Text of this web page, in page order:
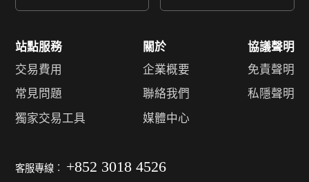
站點服務
交易費用
常見問題
獨家交易工具
關於
企業概要
聯絡我們
媒體中心
協議聲明
免責聲明
私隱聲明
客服專線︰ +852 3018 4526